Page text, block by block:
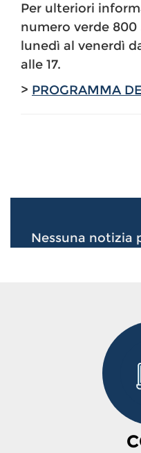
Per ulteriori
numero verde 800
lunedì al venerdì
alle 17.
> PROGRAMMA
Nessuna notizia